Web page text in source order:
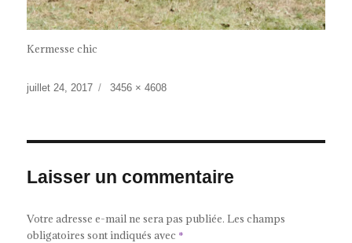
Kermesse chic
Publié
juillet 24, 2017
Taille
3456 × 4608
Laisser un commentaire
Votre adresse e-mail ne sera pas publiée. Les champs
obligatoires sont indiqués avec *